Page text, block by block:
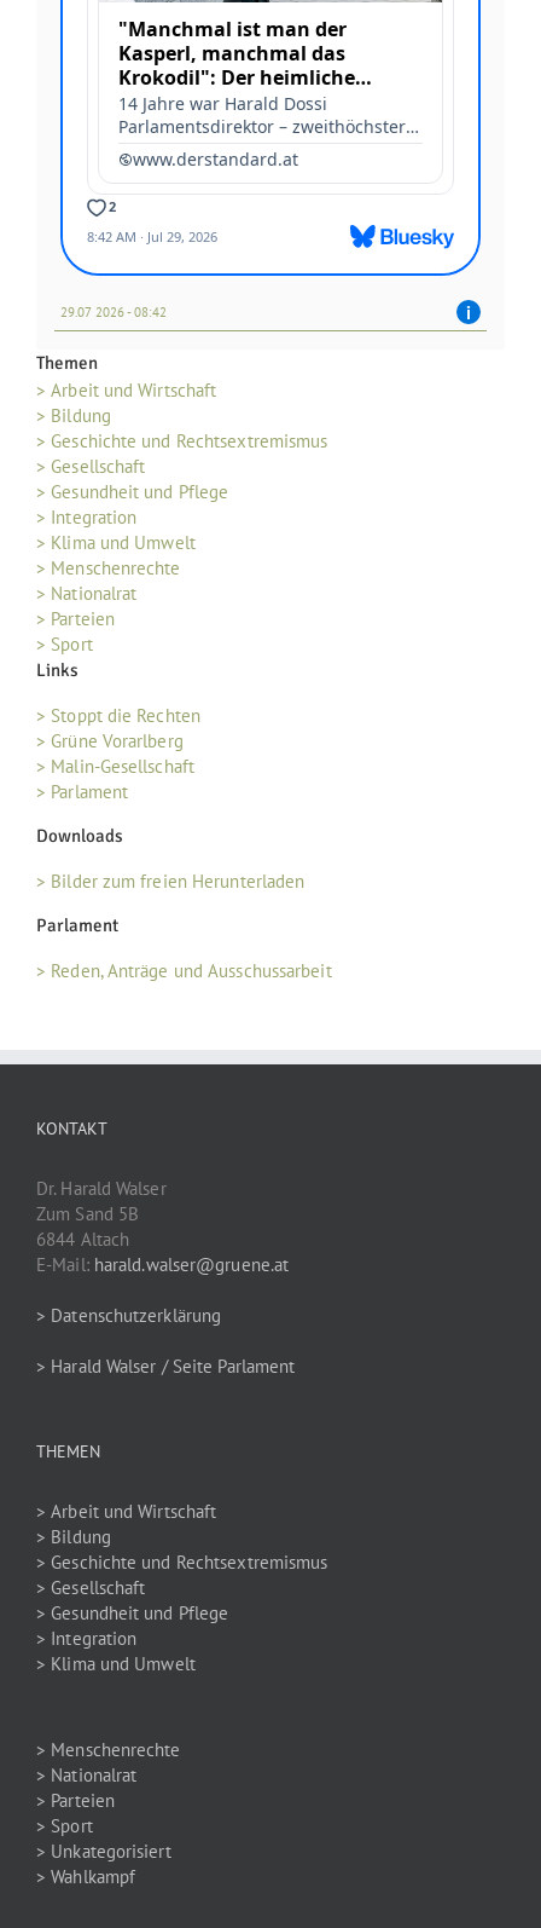
29.07 2026 - 08:42
Themen
> Arbeit und Wirtschaft
> Bildung
> Geschichte und Rechtsextremismus
> Gesellschaft
> Gesundheit und Pflege
> Integration
> Klima und Umwelt
> Menschenrechte
> Nationalrat
> Parteien
> Sport
Links
> Stoppt die Rechten
> Grüne Vorarlberg
> Malin-Gesellschaft
> Parlament
Downloads
> Bilder zum freien Herunterladen
Parlament
> Reden, Anträge und Ausschussarbeit
KONTAKT
Dr. Harald Walser
Zum Sand 5B
6844 Altach
E-Mail: harald.walser@gruene.at
> Datenschutzerklärung
> Harald Walser / Seite Parlament
THEMEN
> Arbeit und Wirtschaft
> Bildung
> Geschichte und Rechtsextremismus
> Gesellschaft
> Gesundheit und Pflege
> Integration
> Klima und Umwelt
> Menschenrechte
> Nationalrat
> Parteien
> Sport
> Unkategorisiert
> Wahlkampf